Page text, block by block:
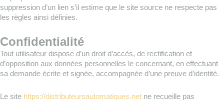
suppression d’un lien s’il estime que le site source ne respecte pas
les règles ainsi définies.
Confidentialité
Tout utilisateur dispose d’un droit d’accès, de rectification et
d’opposition aux données personnelles le concernant, en effectuant
sa demande écrite et signée, accompagnée d’une preuve d’identité.
Le site https://distributeursautomatiques.net ne recueille pas